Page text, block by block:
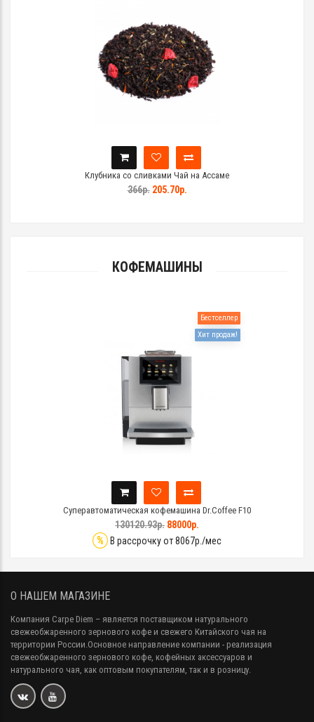
Клубника со сливками Чай на Ассаме
366р.205.70р.
КОФЕМАШИНЫ
Бестселлер
Хит продаж!
Суперавтоматическая кофемашина Dr.Coffee F10
130120.93р. 88000р.
% В рассрочку от 8067р./мес
О НАШЕМ МАГАЗИНЕ
Компания Carpe Diem – является поставщиком натурального
свежеобжаренного зернового кофе и свежего Китайского чая на
территории России.Основное направление компании - реализация
свежеобжаренного зернового кофе, кофейных аксессуаров и
натурального чая, как оптовым покупателям, так и в розницу.